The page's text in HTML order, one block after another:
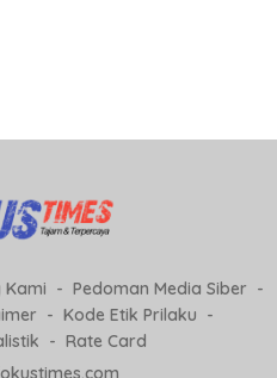
Kami
Pedoman Media Siber
Kode Etik Prilaku
Rate Card